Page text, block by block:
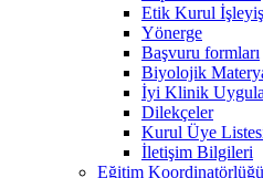
Etik Kurul
Yönerge
Başvuru formları
Biyolojik
İyi Klinik
Dilekçeler
Kurul Üye
İletişim Bilgileri
Eğitim Koordinatörlüğü